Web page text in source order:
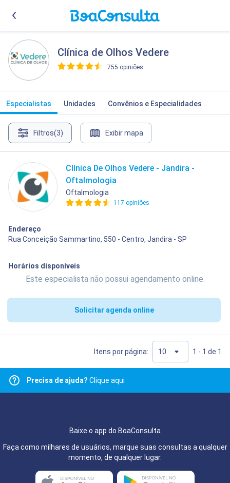
Clínica de Olhos Vedere
755 opiniões
Especialistas Unidades Convênios e Especialidades
Filtros(3) Exibir mapa
Clínica De Olhos Vedere - Jandira -
Oftalmologia
Oftalmologia
117 opiniões
Endereço
Rua Conceição Sammartino, 550 - Centro, Jandira - SP
Horários disponíveis
Este especialista não possui agendamento online.
Solicitar agenda online
Itens por página: 1 - 1 de 1
Precisa de ajuda? Clique aqui
Baixe o app do BoaConsulta
Faça como milhares de usuários, marque suas consultas a qualquer
momento, de qualquer lugar.